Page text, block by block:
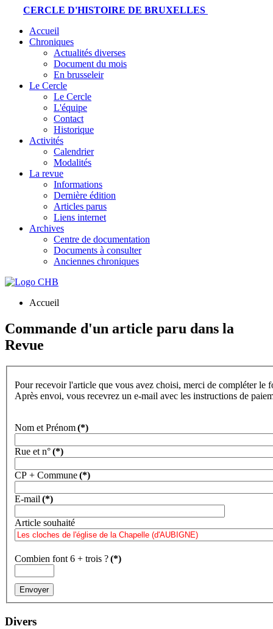
CERCLE D'HISTOIRE DE BRUXELLES
Accueil
Chroniques
Actualités diverses
Document du mois
En brusseleir
Le Cercle
Le Cercle
L'équipe
Contact
Historique
Activités
Calendrier
Modalités
La revue
Informations
Dernière édition
Articles parus
Liens internet
Archives
Centre de documentation
Documents à consulter
Anciennes chroniques
Accueil
Commande d'un article paru dans la
Revue
Pour recevoir l'article que vous avez choisi, merci de compléter le
Après envoi, vous recevrez un e-mail avec les instructions de
Nom et Prénom(*)
Rue et n°(*)
CP + Commune(*)
E-mail(*)
Article souhaité
Combien font 6 + trois ?(*)
Divers